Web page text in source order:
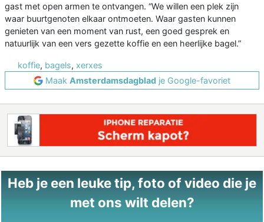
gast met open armen te ontvangen. “We willen een plek zijn
waar buurtgenoten elkaar ontmoeten. Waar gasten kunnen
genieten van een moment van rust, een goed gesprek en
natuurlijk van een vers gezette koffie en een heerlijke bagel.”
koffie, bagels, xerxes
Maak Amsterdamsdagblad je Google-favoriet
Heb je een leuke tip, foto of video die je
met ons wilt delen?